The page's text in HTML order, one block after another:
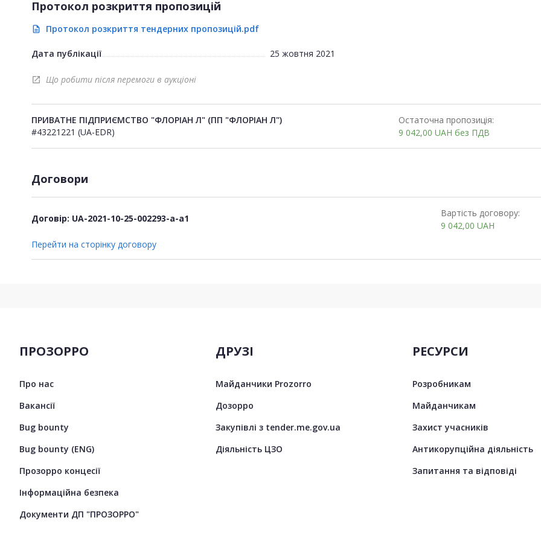
Протокол розкриття пропозицій
description Протокол розкриття тендерних пропозицій.pdf
Дата публікації 25 жовтня 2021
open_in_new Що робити після перемоги в аукціоні
ПРИВАТНЕ ПІДПРИЄМСТВО "ФЛОРІАН Л" (ПП "ФЛОРІАН Л")
#43221221 (UA-EDR)
Остаточна пропозиція:
9 042,00 UAH без ПДВ
Договори
Договір: UA-2021-10-25-002293-a-a1
Вартість договору:
9 042,00 UAH
Перейти на сторінку договору
ПРОЗОРРО
Про нас
Вакансії
Bug bounty
Bug bounty (ENG)
Прозорро концесії
Інформаційна безпека
Документи ДП "ПРОЗОРРО"
ДРУЗІ
Майданчики Prozorro
Дозорро
Закупівлі з tender.me.gov.ua
Діяльність ЦЗО
РЕСУРСИ
Розробникам
Майданчикам
Захист учасників
Антикорупційна діяльність
Запитання та відповіді